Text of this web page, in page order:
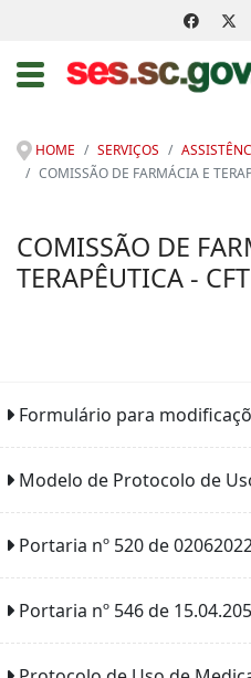
HOME SERVIÇOS
COMISSÃO DE FARMÁCIA E
COMISSÃO DE
TERAPÊUTICA - CFT
Formulário para
Modelo de Protocolo de
Portaria nº 520 de
Portaria nº 546 de